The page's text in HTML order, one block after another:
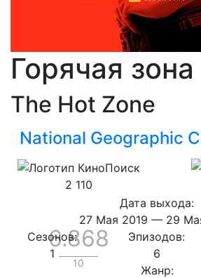
Горячая зона
The Hot Zone
National Geographic
6.868
10
2 110
Дата выхода:
27 Мая 2019 — 29
Сезонов:
1
Эпизодов:
6
Жанр: